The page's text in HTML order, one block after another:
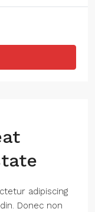
adipiscing
Donec non